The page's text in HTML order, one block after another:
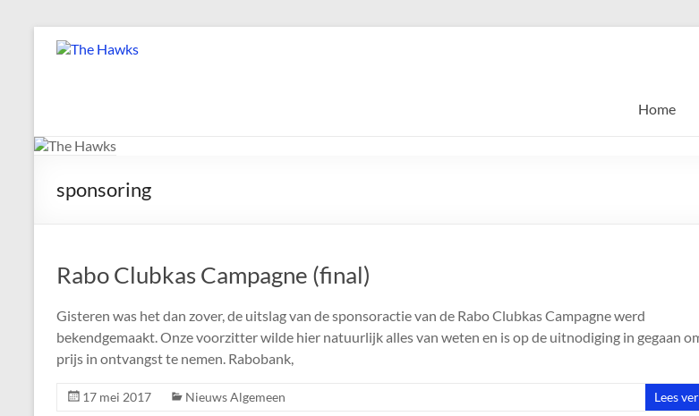
naarThe
gezelligste
van
Home
sponsoring
Rabo Clubkas Campagne (final)
Gisteren was het dan zover, de uitslag van de sponsoractie van de Rabo Clubkas Campagne werd
bekendgemaakt. Onze voorzitter wilde hier natuurlijk alles van weten en is op de uitnodiging in gegaan
prijs in ontvangst te nemen. Rabobank,
17 mei 2017 Nieuws Algemeen Lees